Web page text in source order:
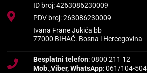
ID broj: 4263086230009
PDV broj: 263086230009
Ivana Frane Jukića bb
77000 BIHAĆ. Bosna i Hercegovina
Besplatni telefon: 0800 211 12
Mob.,Viber, WhatsApp: 061/104-504